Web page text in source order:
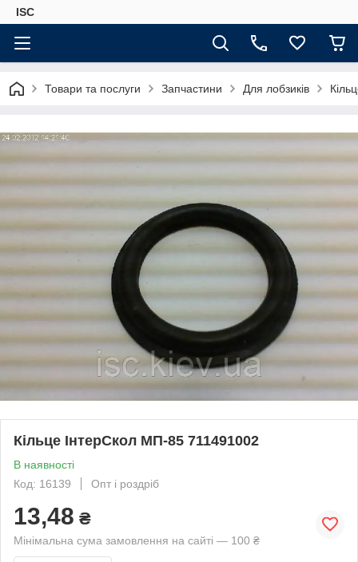
ISC
Товари та послуги Запчастини Для лобзиків
Кільце ІнтерСкол МП-85 711491002
В наявності
Код: 16139
Опт і роздріб
13,48 ₴
Мінімальна сума замовлення на сайті — 100 ₴